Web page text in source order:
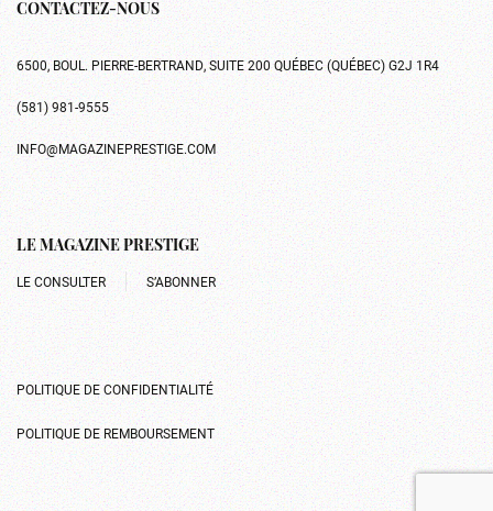
CONTACTEZ-NOUS
6500, BOUL. PIERRE-BERTRAND, SUITE 200 QUÉBEC (QUÉBEC) G2J 1R4
(581) 981-9555
INFO@MAGAZINEPRESTIGE.COM
LE MAGAZINE PRESTIGE
LE CONSULTER S’ABONNER
POLITIQUE DE CONFIDENTIALITÉ
POLITIQUE DE REMBOURSEMENT